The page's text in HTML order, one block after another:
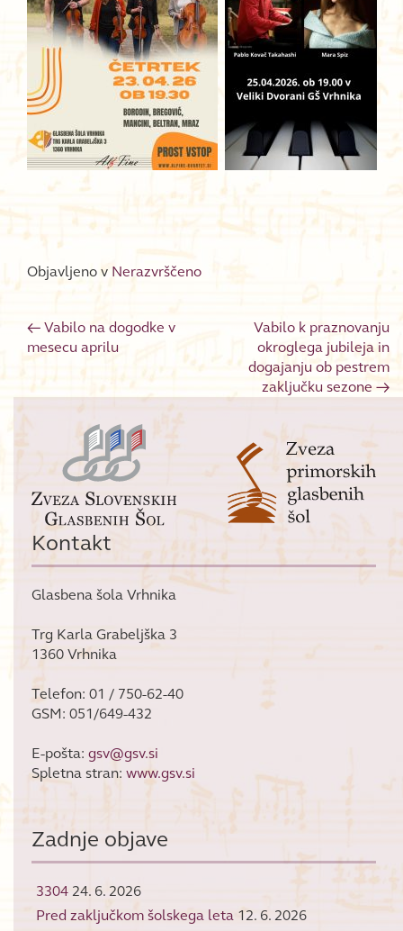
Objavljeno v Nerazvrščeno
Post navigation
← Vabilo na dogodke v
mesecu aprilu
Vabilo k praznovanju
okroglega jubileja in
dogajanju ob pestrem
zaključku sezone →
Kontakt
Glasbena šola Vrhnika
Trg Karla Grabeljška 3
1360 Vrhnika
Telefon: 01 / 750-62-40
GSM: 051/649-432
E-pošta: gsv@gsv.si
Spletna stran: www.gsv.si
Zadnje objave
3304 24. 6. 2026
Pred zaključkom šolskega leta 12. 6. 2026